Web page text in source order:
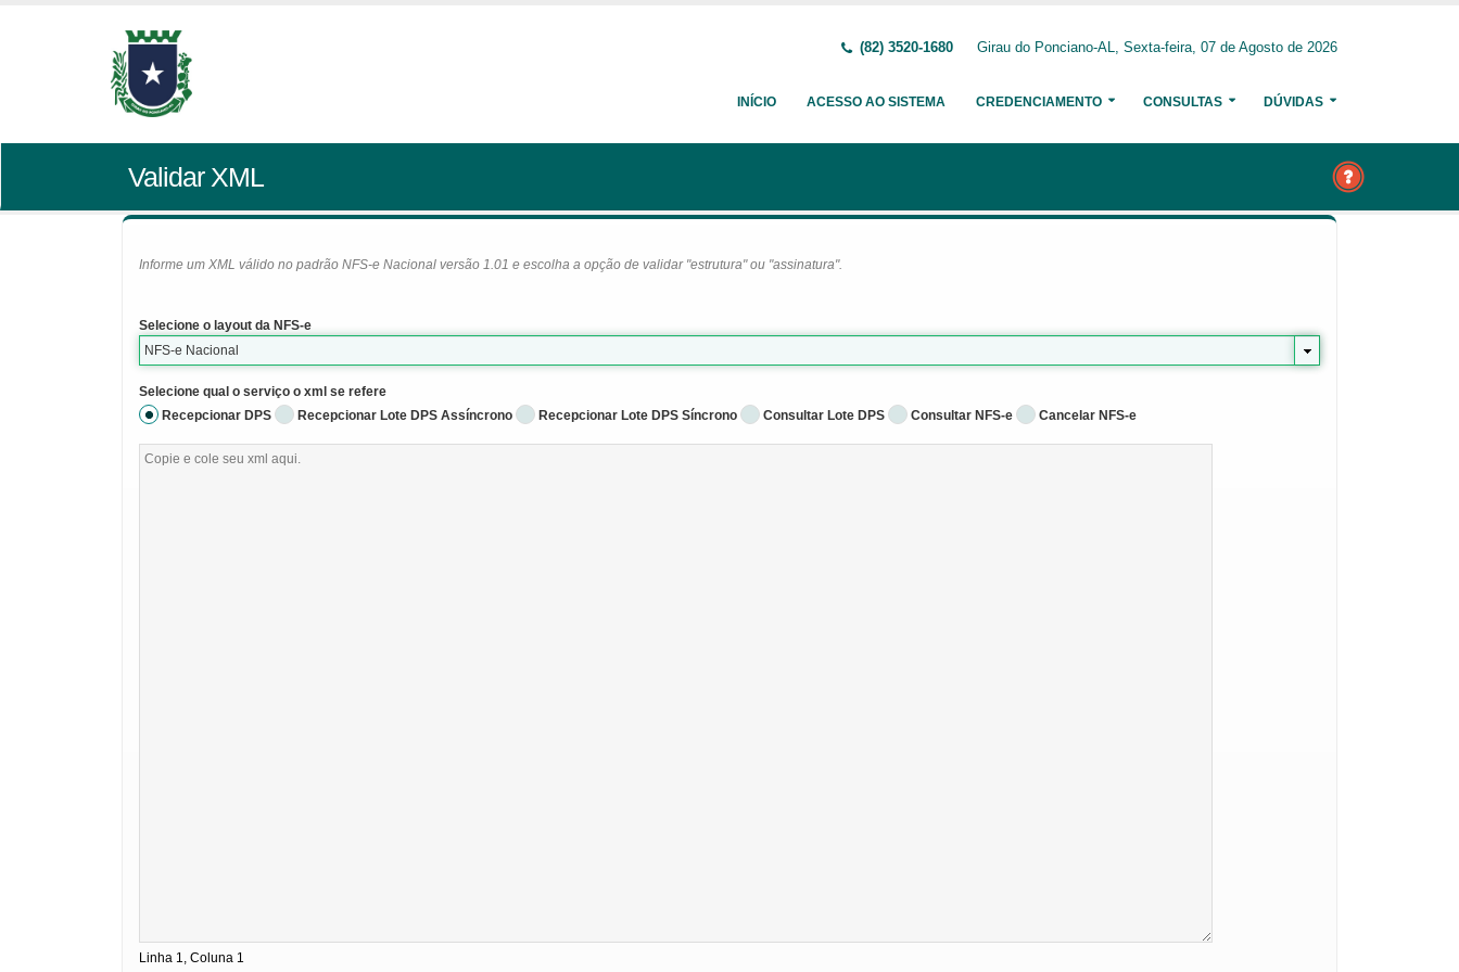
(82) 3520-1680 Girau do Ponciano-AL, Sexta-feira, 07 de Agosto de 2026
INÍCIO ACESSO AO SISTEMA CREDENCIAMENTO CONSULTAS DÚVIDAS
Validar XML
Informe um XML válido no padrão NFS-e Nacional versão 1.01 e escolha a opção de validar "estrutura" ou "assinatura".
Selecione o layout da NFS-e
NFS-e Nacional
Selecione qual o serviço o xml se refere
Recepcionar DPS
Recepcionar Lote DPS Assíncrono Recepcionar Lote DPS Síncrono Consultar Lote DPS Consultar NFS-e Cancelar NFS-e
Linha 1, Coluna 1